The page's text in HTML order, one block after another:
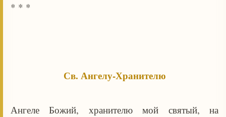
* * *
Св. Ангелу-Хранителю
Ангеле Божий, хранителю мой святый, на